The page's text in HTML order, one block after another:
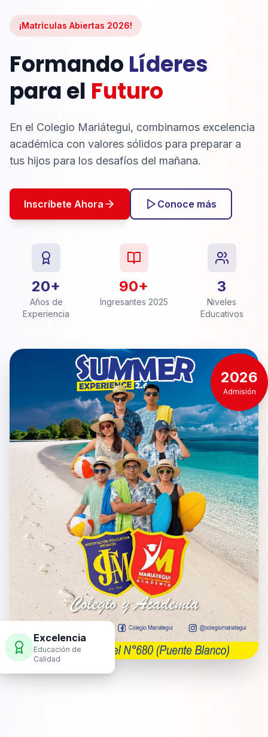
¡Matrículas Abiertas 2026!
Formando Líderes
para el Futuro
En el Colegio Mariátegui, combinamos excelencia
académica con valores sólidos para preparar a
tus hijos para los desafíos del mañana.
Inscríbete Ahora Conoce más
20+
Años de
Experiencia
90+
Ingresantes 2025
3
Niveles
Educativos
Excelencia
Educación de
Calidad
2026
Admisión